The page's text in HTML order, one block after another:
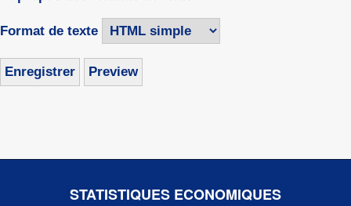
Format de texte
STATISTIQUES ECONOMIQUES